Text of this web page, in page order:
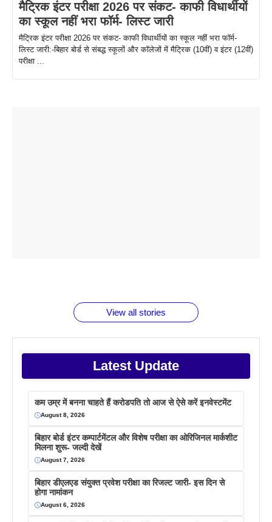
मैट्रिक इंटर परीक्षा 2026 पर संकट- काफी विधार्थीयों
का स्कूल नहीं भरा फॉर्म- लिस्ट जारी
मैट्रिक इंटर परीक्षा 2026 पर संकट- काफी विधार्थीयों का स्कूल नहीं भरा फॉर्म-
लिस्ट जारी:-बिहार बोर्ड से संबद्ध स्कूलों और कॉलेजों में मैट्रिक (10वीं) व इंटर (12वीं)
परीक्षा ...
View all stories
Latest Update
कम उम्र में बनना चाहते हैं करोडपति तो आज से ऐसे करें इनवेस्टमेंट
August 8, 2026
बिहार बोर्ड इंटर कम्पार्टमेंटल और विशेष परीक्षा का ओरिजिनल मार्कशीट
मिलना शुरू- जल्दी देखें
August 7, 2026
बिहार डीएलएड संयुक्त प्रवेश परीक्षा का रिजल्ट जारी- इस दिन से
होगा नामांकन
August 6, 2026